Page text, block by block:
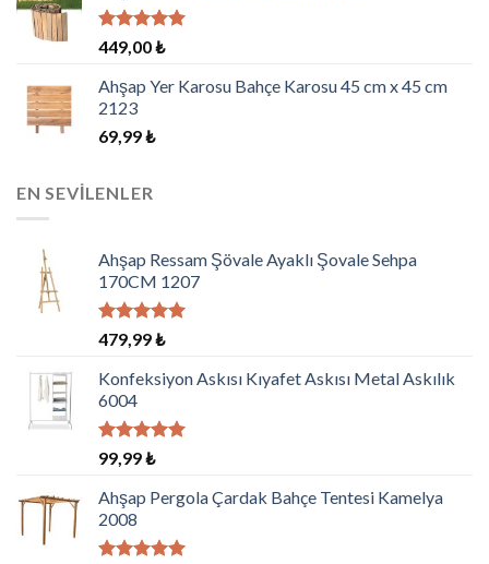
5 üzerinden
5.00oy
aldı
449,00₺
Ahşap Yer Karosu Bahçe Karosu 45 cm x 45 cm
2123
69,99₺
EN SEVILENLER
Ahşap Ressam Şövale Ayaklı Şovale Sehpa
170CM 1207
5 üzerinden
5.00oy
aldı
479,99₺
Konfeksiyon Askısı Kıyafet Askısı Metal Askılık
6004
5 üzerinden
5.00
aldı
99,99₺
Ahşap Pergola Çardak Bahçe Tentesi Kamelya
2008